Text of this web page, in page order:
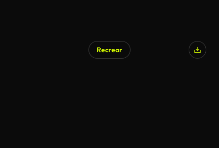
Recrear